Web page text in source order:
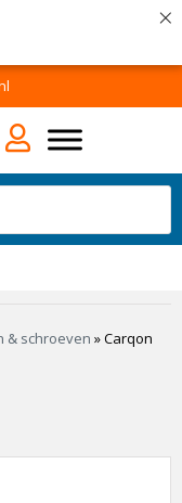
×
& schroeven »Carqon